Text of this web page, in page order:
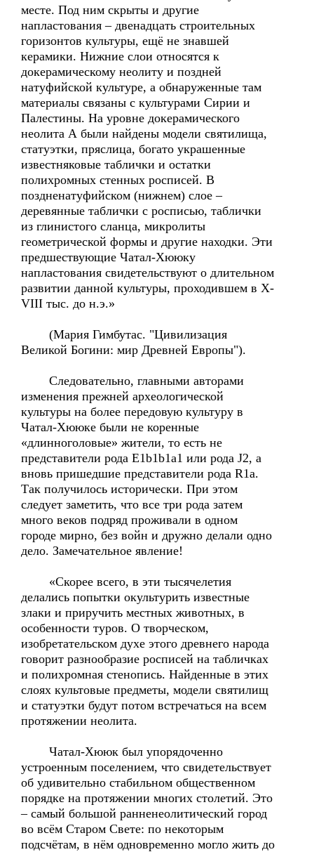
месте. Под ним скрыты и другие
напластования – двенадцать строительных
горизонтов культуры, ещё не знавшей
керамики. Нижние слои относятся к
докерамическому неолиту и поздней
натуфийской культуре, а обнаруженные там
материалы связаны с культурами Сирии и
Палестины. На уровне докерамического
неолита А были найдены модели святилища,
статуэтки, пряслица, богато украшенные
известняковые таблички и остатки
полихромных стенных росписей. В
поздненатуфийском (нижнем) слое –
деревянные таблички с росписью, таблички
из глинистого сланца, микролиты
геометрической формы и другие находки. Эти
предшествующие Чатал-Хююку
напластования свидетельствуют о длительном
развитии данной культуры, проходившем в X-
VIII тыс. до н.э.»
(Мария Гимбутас. "Цивилизация
Великой Богини: мир Древней Европы").
Следовательно, главными авторами
изменения прежней археологической
культуры на более передовую культуру в
Чатал-Хююке были не коренные
«длинноголовые» жители, то есть не
представители рода E1b1b1a1 или рода J2, а
вновь пришедшие представители рода R1a.
Так получилось исторически. При этом
следует заметить, что все три рода затем
много веков подряд проживали в одном
городе мирно, без войн и дружно делали одно
дело. Замечательное явление!
«Скорее всего, в эти тысячелетия
делались попытки окультурить известные
злаки и приручить местных животных, в
особенности туров. О творческом,
изобретательском духе этого древнего народа
говорит разнообразие росписей на табличках
и полихромная стенопись. Найденные в этих
слоях культовые предметы, модели святилищ
и статуэтки будут потом встречаться на всем
протяжении неолита.
Чатал-Хююк был упорядоченно
устроенным поселением, что свидетельствует
об удивительно стабильном общественном
порядке на протяжении многих столетий. Это
– самый большой ранненеолитический город
во всём Старом Свете: по некоторым
подсчётам, в нём одновременно могло жить до